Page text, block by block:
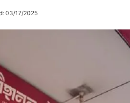
03/17/2025